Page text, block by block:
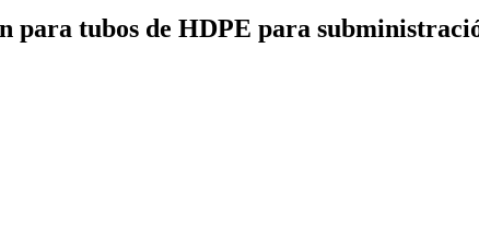
para tubos de HDPE para